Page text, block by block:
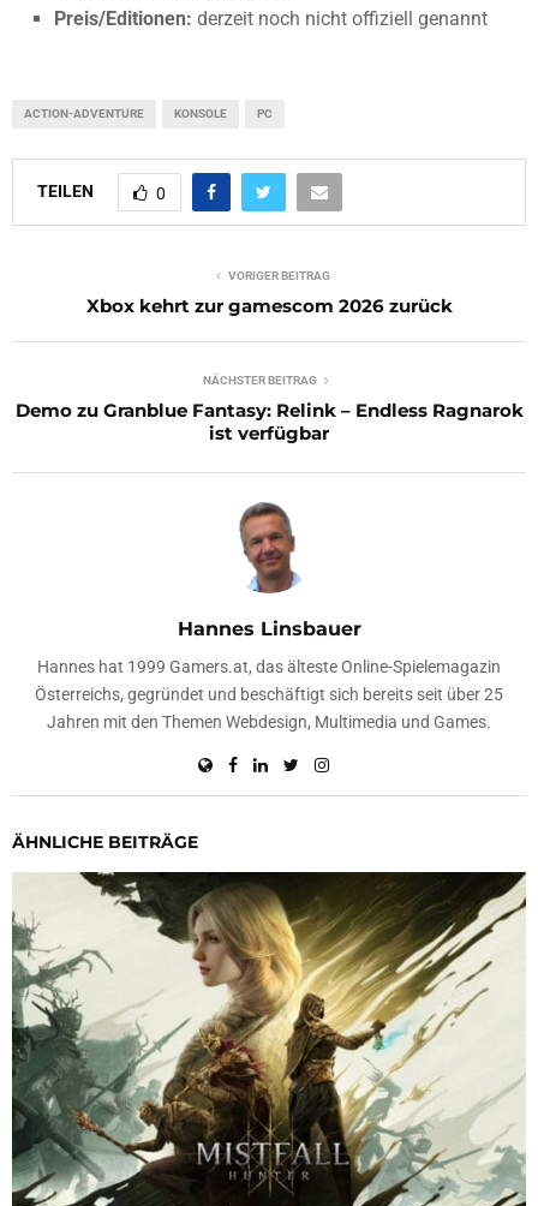
Preis/Editionen: derzeit noch nicht offiziell genannt
ACTION-ADVENTURE KONSOLE PC
TEILEN 0
VORIGER BEITRAG
Xbox kehrt zur gamescom 2026 zurück
NÄCHSTER BEITRAG
Demo zu Granblue Fantasy: Relink – Endless Ragnarok
ist verfügbar
Hannes Linsbauer
Hannes hat 1999 Gamers.at, das älteste Online-Spielemagazin
Österreichs, gegründet und beschäftigt sich bereits seit über 25
Jahren mit den Themen Webdesign, Multimedia und Games.
ÄHNLICHE BEITRÄGE